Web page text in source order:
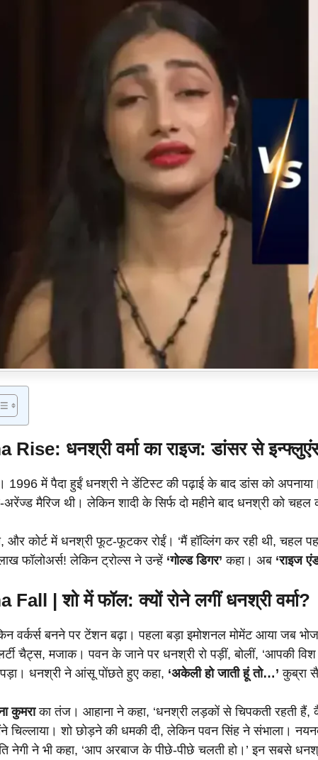
Rise: धनश्री वर्मा का राइज: डांसर से
1996 में पैदा हुईं धनश्री ने डेंटिस्ट की पढ़ाई के बाद डांस को
मैरिज थी। लेकिन शादी के सिर्फ दो महीने बाद धनश्री को
कोर्ट में धनश्री फूट-फूटकर रोईं। ‘मैं हॉव्लिंग कर रही थी, चहल
फॉलोअर्स! लेकिन ट्रोल्स ने उन्हें ‘गोल्ड डिगर’कहा। अब ‘राइज
Fall |शो में फॉल: क्यों रोने लगीं धनश्री वर्मा?
वर्कर्स बनने पर टेंशन बढ़ा। पहला बड़ा इमोशनल मोमेंट आया जब
चैट्स, मजाक। पवन के जाने पर धनश्री रो पड़ीं, बोलीं, ‘आपकी
धनश्री ने आंसू पोंछते हुए कहा, ‘अकेली हो जाती हूं तो…’ कुब्रा
कुमराका तंज। आहाना ने कहा, ‘धनश्री लड़कों से चिपकती रहती
चिल्लाया। शो छोड़ने की धमकी दी, लेकिन पवन सिंह ने संभाला।
नेगी ने भी कहा, ‘आप अरबाज के पीछे-पीछे चलती हो।’ इन सबसे